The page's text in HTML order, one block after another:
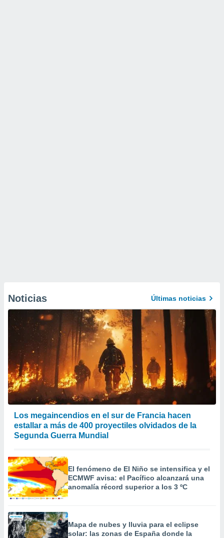
Noticias Últimas noticias
Los megaincendios en el sur de Francia hacen
estallar a más de 400 proyectiles olvidados de la
Segunda Guerra Mundial
El fenómeno de El Niño se intensifica y el
ECMWF avisa: el Pacífico alcanzará una
anomalía récord superior a los 3 ºC
Mapa de nubes y lluvia para el eclipse
solar: las zonas de España donde la